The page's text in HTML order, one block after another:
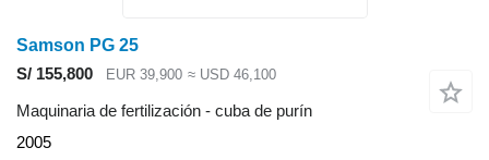
Samson PG 25
S/ 155,800
EUR 39,900 ≈ USD 46,100
Maquinaria de fertilización - cuba de purín
2005